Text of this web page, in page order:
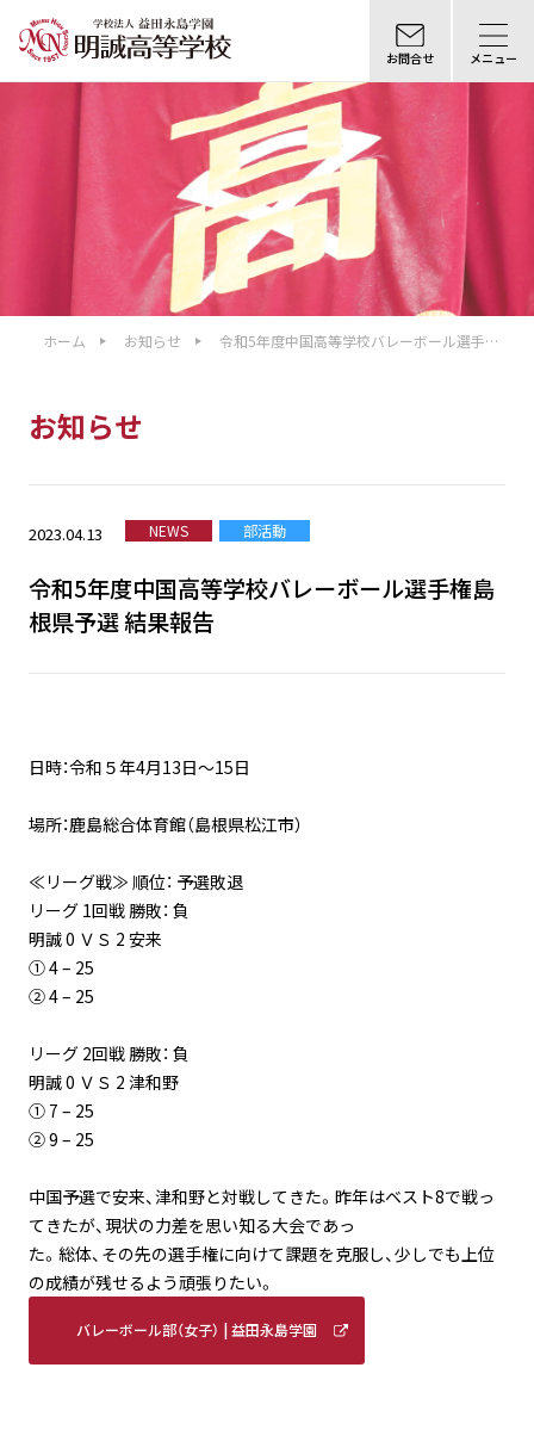
お問合せ メニュー
ホーム お知らせ
令和5年度中国高等学校バレーボール選手権
お知らせ
2023.04.13 NEWS 部活動
令和5年度中国高等学校バレーボール選手権島
根県予選 結果報告
日時：令和５年4月13日〜15日
場所：鹿島総合体育館（島根県松江市）
≪リーグ戦≫ 順位： 予選敗退
リーグ 1回戦 勝敗： 負
明誠 0 ＶＳ 2 安来
① 4 – 25
② 4 – 25
リーグ 2回戦 勝敗： 負
明誠 0 ＶＳ 2 津和野
① 7 – 25
② 9 – 25
中国予選で安来、津和野と対戦してきた。昨年はベスト8で戦っ
てきたが、現状の力差を思い知る大会であっ
た。総体、その先の選手権に向けて課題を克服し、少しでも上位
の成績が残せるよう頑張りたい。
バレーボール部（女子） | 益田永島学園